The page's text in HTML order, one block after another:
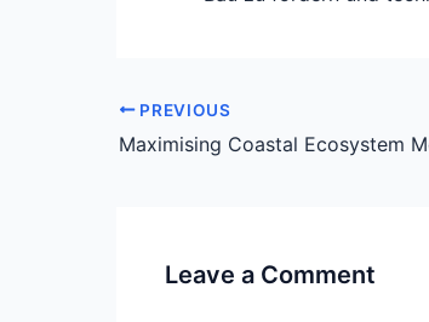
PREVIOUS
Leave a Comment